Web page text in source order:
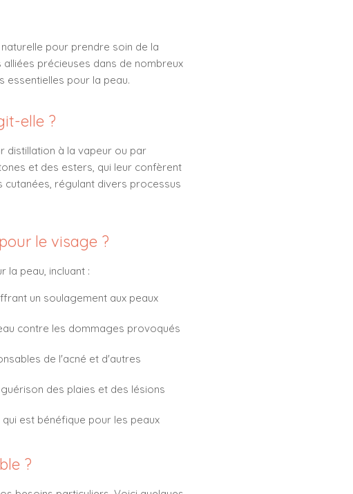
pour prendre soin de la
précieuses dans de nombreux
essentielles pour la peau.
elle ?
distillation à la vapeur ou par
et des esters, qui leur confèrent
régulant divers processus
le visage ?
la peau, incluant :
un soulagement aux peaux
contre les dommages provoqués
de l'acné et d'autres
des plaies et des lésions
est bénéfique pour les peaux
?